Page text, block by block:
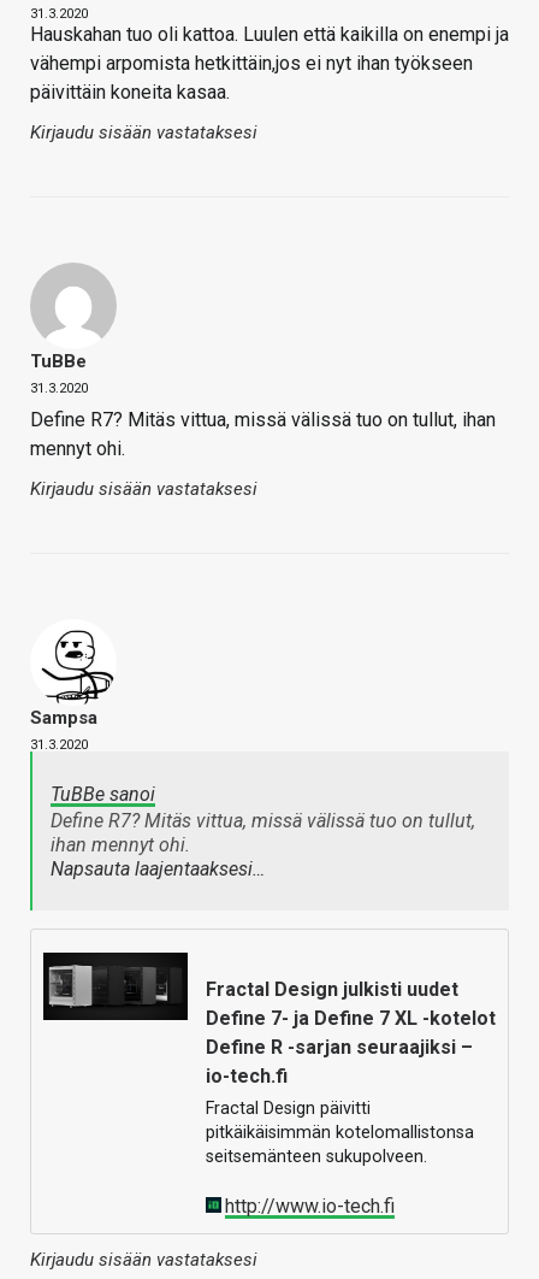
31.3.2020
Hauskahan tuo oli kattoa. Luulen että kaikilla on enempi ja
vähempi arpomista hetkittäin,jos ei nyt ihan työkseen
päivittäin koneita kasaa.
Kirjaudu sisään vastataksesi
TuBBe
31.3.2020
Define R7? Mitäs vittua, missä välissä tuo on tullut, ihan
mennyt ohi.
Kirjaudu sisään vastataksesi
Sampsa
31.3.2020
TuBBe sanoi
Define R7? Mitäs vittua, missä välissä tuo on tullut,
ihan mennyt ohi.
Napsauta laajentaaksesi…
Fractal Design julkisti uudet
Define 7- ja Define 7 XL -kotelot
Define R -sarjan seuraajiksi –
io-tech.fi
Fractal Design päivitti
pitkäikäisimmän kotelomallistonsa
seitsemänteen sukupolveen.
http://www.io-tech.fi
Kirjaudu sisään vastataksesi